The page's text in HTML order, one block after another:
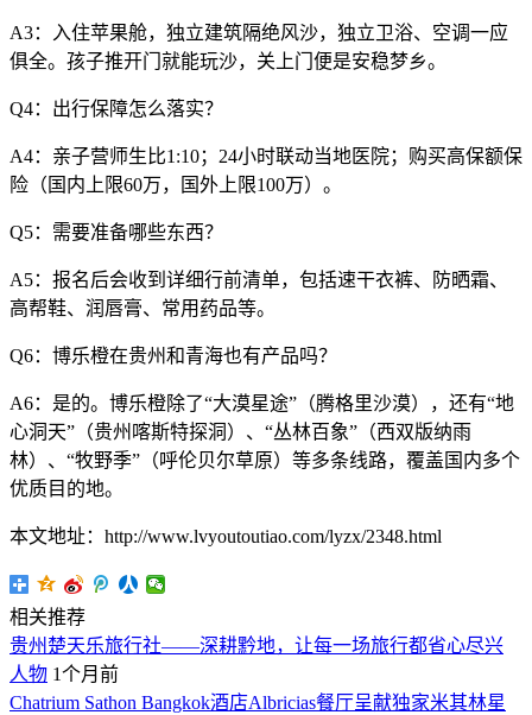
A3：入住苹果舱，独立建筑隔绝风沙，独立卫浴、空调一应
俱全。孩子推开门就能玩沙，关上门便是安稳梦乡。
Q4：出行保障怎么落实？
A4：亲子营师生比1:10；24小时联动当地医院；购买高保额保
险（国内上限60万，国外上限100万）。
Q5：需要准备哪些东西？
A5：报名后会收到详细行前清单，包括速干衣裤、防晒霜、
高帮鞋、润唇膏、常用药品等。
Q6：博乐橙在贵州和青海也有产品吗？
A6：是的。博乐橙除了“大漠星途”（腾格里沙漠），还有“地
心洞天”（贵州喀斯特探洞）、“丛林百象”（西双版纳雨
林）、“牧野季”（呼伦贝尔草原）等多条线路，覆盖国内多个
优质目的地。
本文地址：http://www.lvyoutoutiao.com/lyzx/2348.html
相关推荐
贵州楚天乐旅行社——深耕黔地，让每一场旅行都省心尽兴
人物 1个月前
Chatrium Sathon Bangkok酒店Albricias餐厅呈献独家米其林星